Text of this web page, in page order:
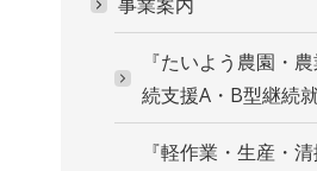
『たいよう農園・
続支援A・B型継続
『軽作業・生産・